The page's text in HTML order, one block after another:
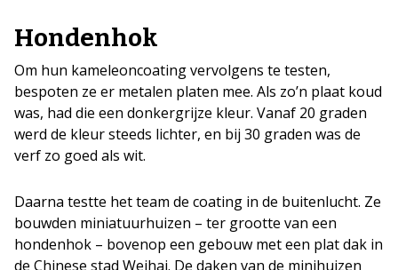
Hondenhok
Om hun kameleoncoating vervolgens te testen,
bespoten ze er metalen platen mee. Als zo’n plaat koud
was, had die een donkergrijze kleur. Vanaf 20 graden
werd de kleur steeds lichter, en bij 30 graden was de
verf zo goed als wit.
Daarna testte het team de coating in de buitenlucht. Ze
bouwden miniatuurhuizen – ter grootte van een
hondenhok – bovenop een gebouw met een plat dak in
de Chinese stad Weihai. De daken van de minihuizen